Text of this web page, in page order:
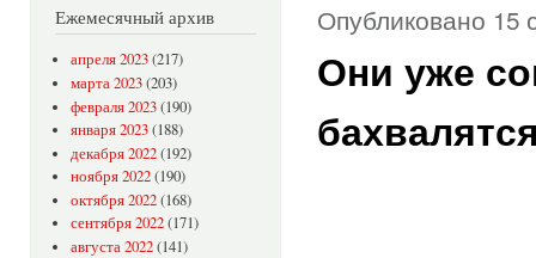
Ежемесячный архив
апреля 2023(217)
марта 2023(203)
февраля 2023(190)
января 2023(188)
декабря 2022(192)
ноября 2022(190)
октября 2022(168)
сентября 2022(171)
августа 2022(141)
Опубликовано 15
Они уже